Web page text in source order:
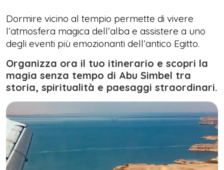
Dormire vicino al tempio permette di vivere
l’atmosfera magica dell’alba e assistere a uno
degli eventi più emozionanti dell’antico Egitto.
Organizza ora il tuo itinerario e scopri la
magia senza tempo di Abu Simbel tra
storia, spiritualità e paesaggi straordinari.